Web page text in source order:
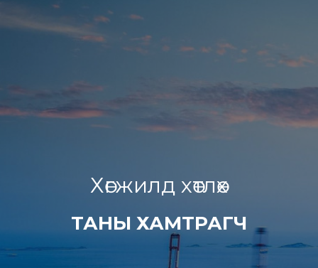
Хөгжилд хөтлөх
ТАНЫ ХАМТРАГЧ